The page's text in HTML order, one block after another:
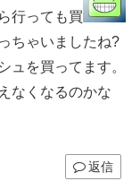
行っても買
ちゃいましたね?
ュを買ってます。
なくなるのかな
返信